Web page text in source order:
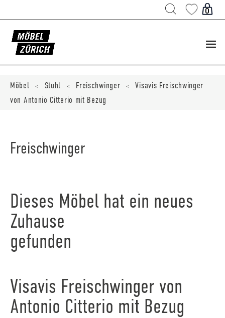
0
Möbel < Stuhl < Freischwinger <
Visavis Freischwinger
von Antonio Citterio mit Bezug
Freischwinger
Dieses Möbel hat ein neues
Zuhause
gefunden
Visavis Freischwinger von
Antonio Citterio mit Bezug